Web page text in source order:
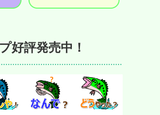
好評発売中！